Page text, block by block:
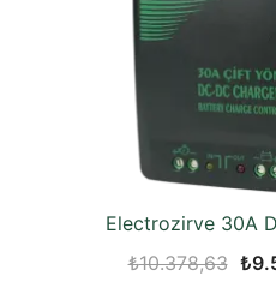
Electrozirve 30A
₺10.378,63 ₺